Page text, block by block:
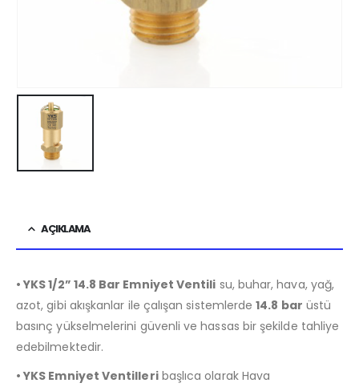
AÇIKLAMA
• YKS 1/2” 14.8 Bar Emniyet Ventili su, buhar, hava, yağ,
azot, gibi akışkanlar ile çalışan sistemlerde14.8 bar üstü
basınç yükselmelerini güvenli ve hassas bir şekilde tahliye
edebilmektedir.
• YKS Emniyet Ventilleribaşlıca olarak Hava